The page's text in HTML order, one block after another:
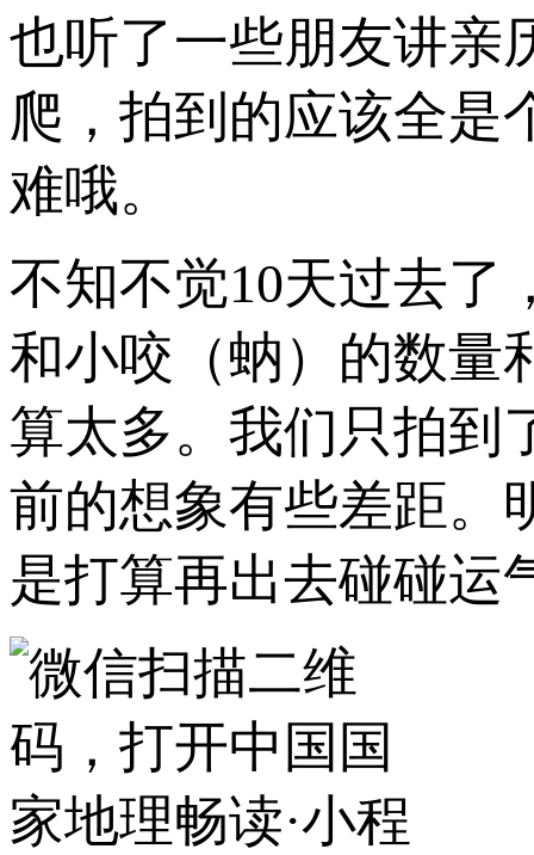
也听了一些朋友讲
爬，拍到的应该全是
难哦。
不知不觉10天过去了
和小咬（蚋）的数量
算太多。我们只拍到
前的想象有些差距。
是打算再出去碰碰运